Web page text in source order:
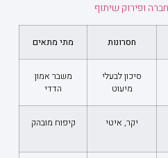
ופירוק שיתוף
חסרונות מתי מתאים
סיכון לבעלי
מיעוט
משבר אמון
הדדי
יקר, איטי קיפוח מובהק